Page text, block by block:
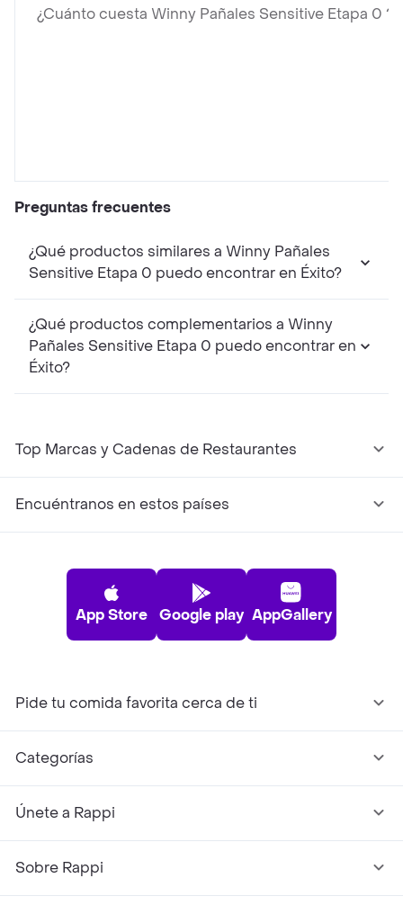
¿Cuánto cuesta Winny Pañales Sensitive Etapa 0 ?
Preguntas frecuentes
¿Qué productos similares a Winny Pañales
Sensitive Etapa 0 puedo encontrar en Éxito?
¿Qué productos complementarios a Winny
Pañales Sensitive Etapa 0 puedo encontrar en
Éxito?
Top Marcas y Cadenas de Restaurantes
Encuéntranos en estos países
App Store Google play AppGallery
Pide tu comida favorita cerca de ti
Categorías
Únete a Rappi
Sobre Rappi